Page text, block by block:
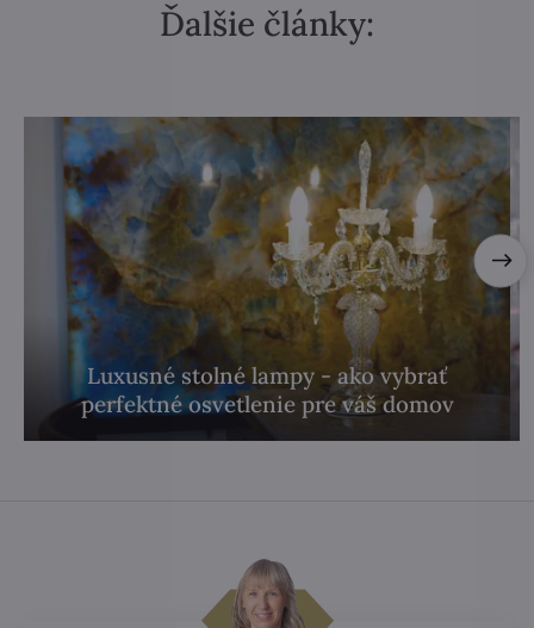
Ďalšie články:
Luxusné stolné lampy - ako vybrať
perfektné osvetlenie pre váš domov